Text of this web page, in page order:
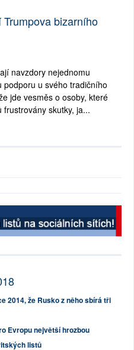
bizarního
navzdory nejednomu
u svého tradičního
jde vesměs o osoby, které
skutky, ja...
2014, že Rusko z něho sbírá tři
Evropu největší hrozbou
listů